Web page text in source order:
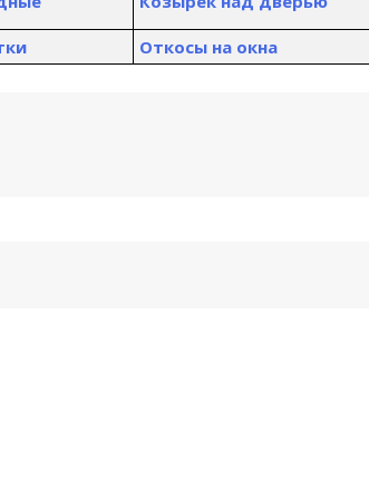
Откосы на окна